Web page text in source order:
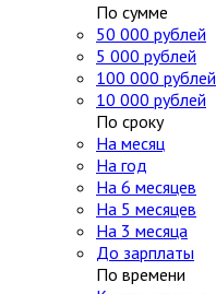
По сумме
50 000 рублей
5 000 рублей
100 000 рублей
10 000 рублей
По сроку
На месяц
На год
На 6 месяцев
На 5 месяцев
На 3 месяца
До зарплаты
По времени